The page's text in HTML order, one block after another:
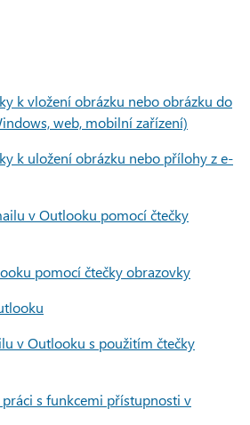
k vložení obrázku nebo obrázku do
web, mobilní zařízení)
k uložení obrázku nebo přílohy z e-
v Outlooku pomocí čtečky
pomocí čtečky obrazovky
v Outlooku s použitím čtečky
s funkcemi přístupnosti v